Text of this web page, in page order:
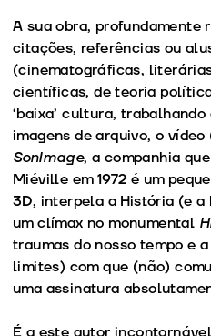
A sua obra, profundamente
citações, referências ou
(cinematográficas,
científicas, de teoria
‘baixa’ cultura,
imagens de arquivo, o
SonImage, a companhia
Miéville em 1972 é um
3D, interpela a História (e
um clímax no monumental
traumas do nosso tempo e
limites) com que (não)
uma assinatura